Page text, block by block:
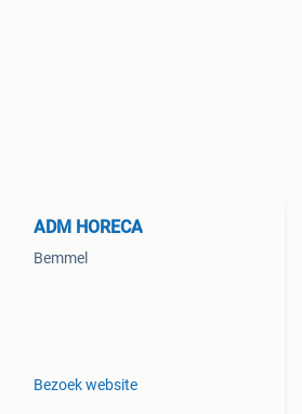
ADM HORECA
Bemmel
Bezoek website